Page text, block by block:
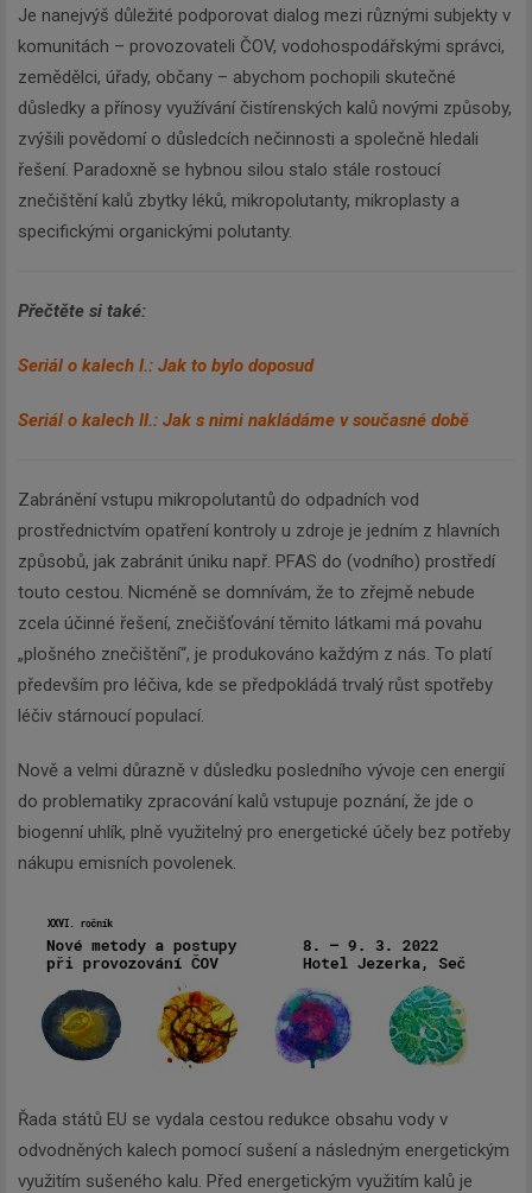
Je nanejvýš důležité podporovat dialog mezi různými subjekty v
komunitách – provozovateli ČOV, vodohospodářskými správci,
zemědělci, úřady, občany – abychom pochopili skutečné
důsledky a přínosy využívání čistírenských kalů novými způsoby,
zvýšili povědomí o důsledcích nečinnosti a společně hledali
řešení. Paradoxně se hybnou silou stalo stále rostoucí
znečištění kalů zbytky léků, mikropolutanty, mikroplasty a
specifickými organickými polutanty.
Přečtěte si také:
Seriál o kalech I.: Jak to bylo doposud
Seriál o kalech II.: Jak s nimi nakládáme v současné době
Zabránění vstupu mikropolutantů do odpadních vod
prostřednictvím opatření kontroly u zdroje je jedním z hlavních
způsobů, jak zabránit úniku např. PFAS do (vodního) prostředí
touto cestou. Nicméně se domnívám, že to zřejmě nebude
zcela účinné řešení, znečišťování těmito látkami má povahu
„plošného znečištění“, je produkováno každým z nás. To platí
především pro léčiva, kde se předpokládá trvalý růst spotřeby
léčiv stárnoucí populací.
Nově a velmi důrazně v důsledku posledního vývoje cen energií
do problematiky zpracování kalů vstupuje poznání, že jde o
biogenní uhlík, plně využitelný pro energetické účely bez potřeby
nákupu emisních povolenek.
Řada států EU se vydala cestou redukce obsahu vody v
odvodněných kalech pomocí sušení a následným energetickým
využitím sušeného kalu. Před energetickým využitím kalů je